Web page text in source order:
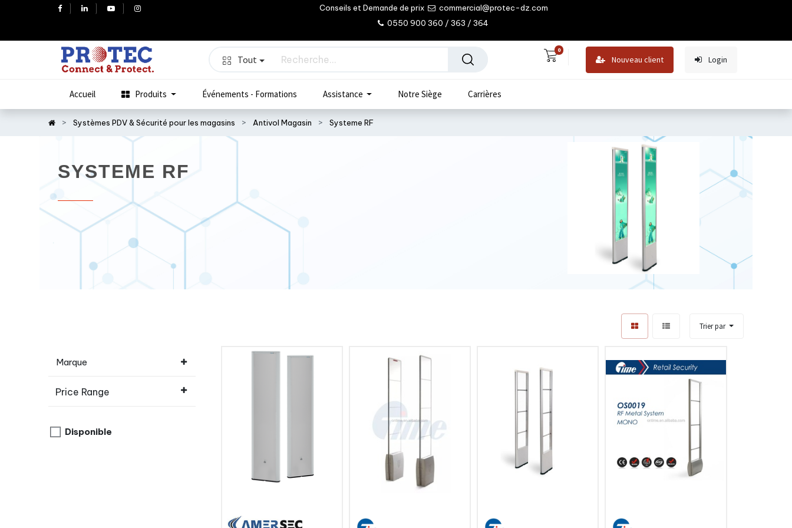
Conseils et Demande de prix
commercial@protec-dz.com
0550 900 360 / 363 / 364
Tout
0
Nouveau client Login
Accueil Produits Événements - Formations Assistance Notre Siège Carrières
Systèmes PDV & Sécurité pour les magasins Antivol Magasin Systeme RF
SYSTEME RF
Trier par
Marque
Price Range
Disponible